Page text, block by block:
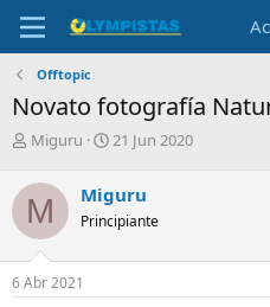
Offtopic
Novato fotografía
I
i
c
i
a
d
o
Miguru
F
h
a
e
21 Jun 2020
M Miguru
Principiante
6 Abr 2021